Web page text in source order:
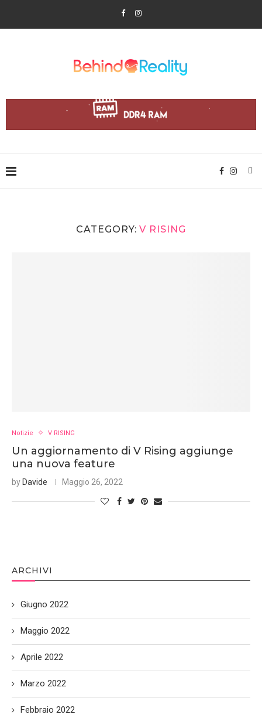
CATEGORY: V RISING
Notizie V RISING
Un aggiornamento di V Rising aggiunge
una nuova feature
by Davide Maggio 26, 2022
ARCHIVI
Giugno 2022
Maggio 2022
Aprile 2022
Marzo 2022
Febbraio 2022